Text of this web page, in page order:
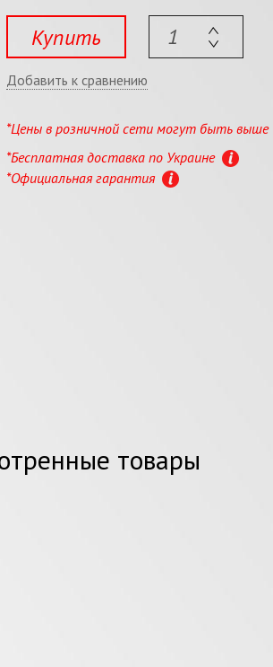
Купить
Добавить к сравнению
*Цены в розничной сети могут быть выше
*Бесплатная доставка по Украине
*Официальная гарантия
товары